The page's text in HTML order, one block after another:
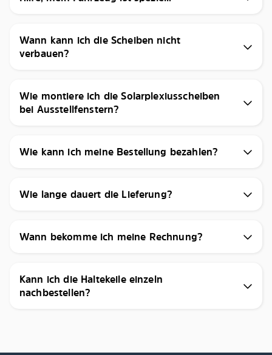
Wann kann ich die Scheiben nicht
verbauen?
Wie montiere ich die Solarplexiusscheiben
bei Ausstellfenstern?
Wie kann ich meine Bestellung bezahlen?
Wie lange dauert die Lieferung?
Wann bekomme ich meine Rechnung?
Kann ich die Haltekeile einzeln
nachbestellen?